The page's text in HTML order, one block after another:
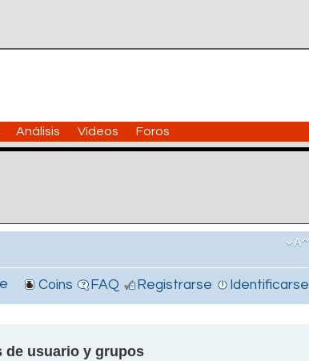
Análisis Vídeos Foros
Coins FAQ Registrarse Identificarse
de usuario y grupos